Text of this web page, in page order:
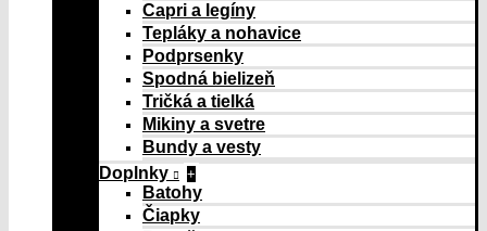
Capri a legíny
Tepláky a nohavice
Podprsenky
Spodná bielizeň
Tričká a tielká
Mikiny a svetre
Bundy a vesty
Doplnky
+
Batohy
Čiapky